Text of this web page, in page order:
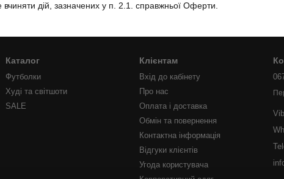
дій, зазначених у п. 2.1. справжньої Оферти.
Каталог
Футболки
Худі та світшоти
SALE
Клієнтам
Вхід до кабінету
Про нас
Оплата і доставка
Обмін та повернення
Контактна інформація
Відгуки клієнтів
Угода користувача